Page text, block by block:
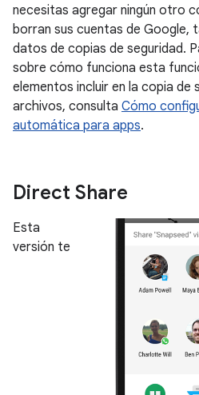
necesitas agregar ningún otro
borran sus cuentas de Google,
datos de copias de seguridad.
sobre cómo funciona esta
elementos incluir en la copia de
archivos, consulta Cómo
automática para apps.
Direct Share
Esta
versión te